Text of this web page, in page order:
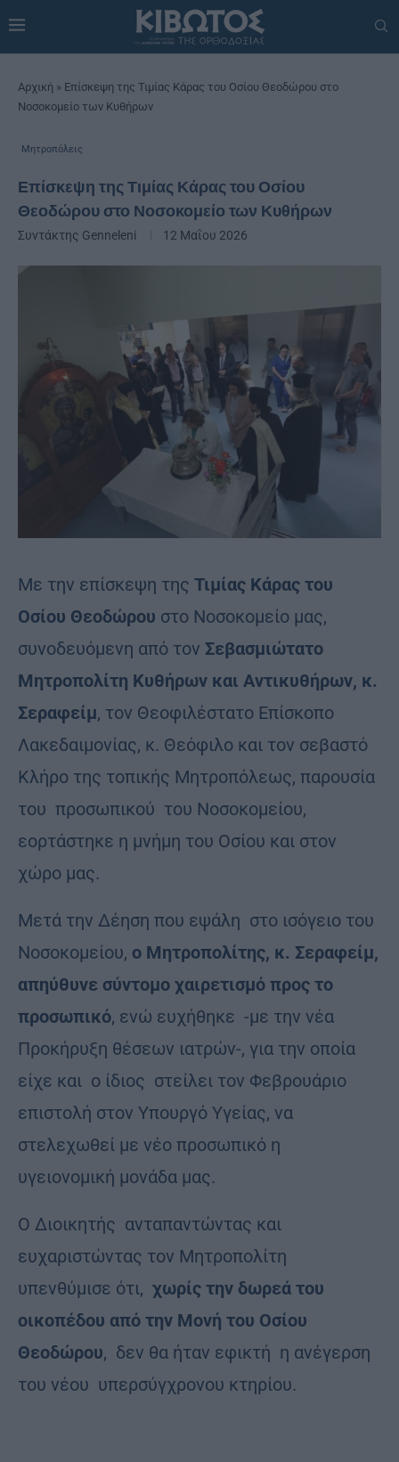
Αρχική » Επίσκεψη της Τιμίας Κάρας του Οσίου Θεοδώρου στο
Νοσοκομείο των Κυθήρων
Μητροπόλεις
Επίσκεψη της Τιμίας Κάρας του Οσίου
Θεοδώρου στο Νοσοκομείο των Κυθήρων
Συντάκτης Genneleni 12 Μαΐου 2026
Με την επίσκεψη της Τιμίας Κάρας του
Οσίου Θεοδώρου στο Νοσοκομείο μας,
συνοδευόμενη από τον Σεβασμιώτατο
Μητροπολίτη Κυθήρων και Αντικυθήρων, κ.
Σεραφείμ, τον Θεοφιλέστατο Επίσκοπο
Λακεδαιμονίας, κ. Θεόφιλο και τον σεβαστό
Κλήρο της τοπικής Μητροπόλεως, παρουσία
του προσωπικού του Νοσοκομείου,
εορτάστηκε η μνήμη του Οσίου και στον
χώρο μας.
Μετά την Δέηση που εψάλη στο ισόγειο του
Νοσοκομείου, ο Μητροπολίτης, κ. Σεραφείμ,
απηύθυνε σύντομο χαιρετισμό προς το
προσωπικό, ενώ ευχήθηκε -με την νέα
Προκήρυξη θέσεων ιατρών-, για την οποία
είχε και ο ίδιος στείλει τον Φεβρουάριο
επιστολή στον Υπουργό Υγείας, να
στελεχωθεί με νέο προσωπικό η
υγειονομική μονάδα μας.
Ο Διοικητής ανταπαντώντας και
ευχαριστώντας τον Μητροπολίτη
υπενθύμισε ότι, χωρίς την δωρεά του
οικοπέδου από την Μονή του Οσίου
Θεοδώρου, δεν θα ήταν εφικτή η ανέγερση
του νέου υπερσύγχρονου κτηρίου.